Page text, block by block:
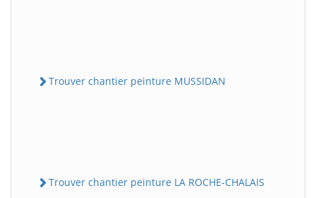
Trouver chantier peinture MUSSIDAN
Trouver chantier peinture LA ROCHE-CHALAIS